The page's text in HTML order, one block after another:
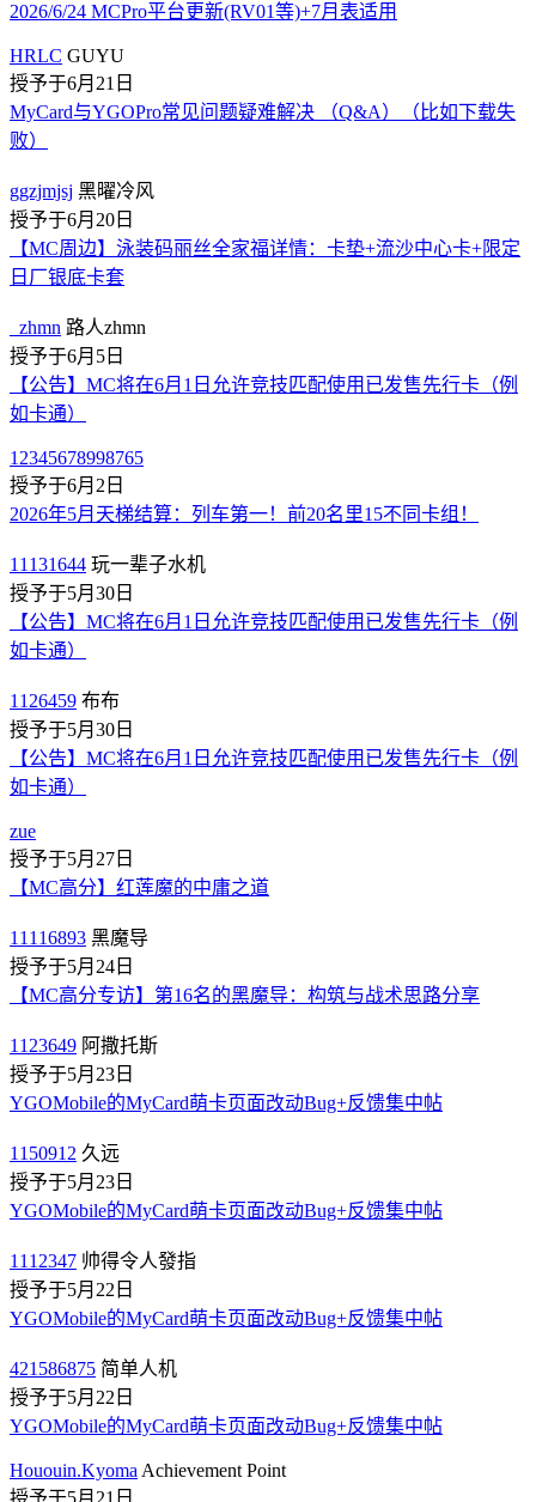
2026/6/24 MCPro平台更新(RV01等)+7月表适用
HRLC GUYU
授予于6月21日
MyCard与YGOPro常见问题疑难解决 （Q&A）（比如下载失
败）
ggzjmjsj 黑曜冷风
授予于6月20日
【MC周边】泳装码丽丝全家福详情：卡垫+流沙中心卡+限定
日厂银底卡套
_zhmn 路人zhmn
授予于6月5日
【公告】MC将在6月1日允许竞技匹配使用已发售先行卡（例
如卡通）
12345678998765
授予于6月2日
2026年5月天梯结算：列车第一！前20名里15不同卡组！
11131644 玩一辈子水机
授予于5月30日
【公告】MC将在6月1日允许竞技匹配使用已发售先行卡（例
如卡通）
1126459 布布
授予于5月30日
【公告】MC将在6月1日允许竞技匹配使用已发售先行卡（例
如卡通）
zue
授予于5月27日
【MC高分】红莲魔的中庸之道
11116893 黑魔导
授予于5月24日
【MC高分专访】第16名的黑魔导：构筑与战术思路分享
1123649 阿撒托斯
授予于5月23日
YGOMobile的MyCard萌卡页面改动Bug+反馈集中帖
1150912 久远
授予于5月23日
YGOMobile的MyCard萌卡页面改动Bug+反馈集中帖
1112347 帅得令人發指
授予于5月22日
YGOMobile的MyCard萌卡页面改动Bug+反馈集中帖
421586875 简单人机
授予于5月22日
YGOMobile的MyCard萌卡页面改动Bug+反馈集中帖
Hououin.Kyoma Achievement Point